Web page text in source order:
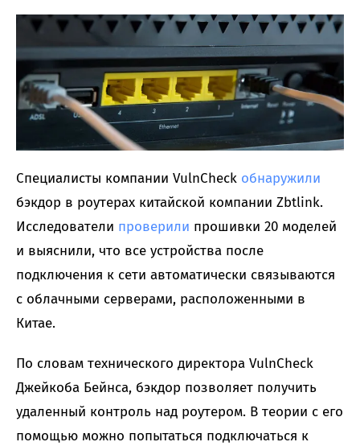
Специалисты компании VulnCheck обнаружили
бэкдор в роутерах китайской компании Zbtlink.
Исследователи проверили прошивки 20 моделей
и выяснили, что все устройства после
подключения к сети автоматически связываются
с облачными серверами, расположенными в
Китае.
По словам технического директора VulnCheck
Джейкоба Бейнса, бэкдор позволяет получить
удаленный контроль над роутером. В теории с его
помощью можно попытаться подключаться к